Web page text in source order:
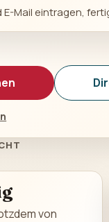
Mail eintragen,
von